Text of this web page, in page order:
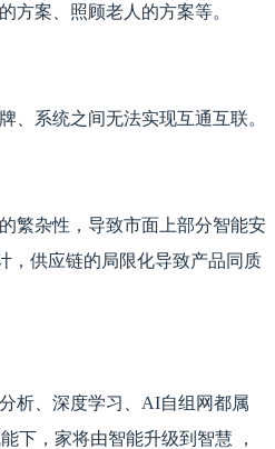
方案、照顾老人的方案等。
、系统之间无法实现互通互联。
繁杂性，导致市面上部分智能安
，供应链的局限化导致产品同质
析、深度学习、AI自组网都属
下，家将由智能升级到智慧 ，